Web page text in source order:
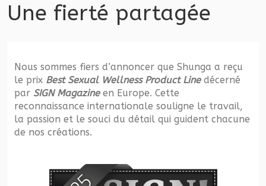
Une fierté partagée
Nous sommes fiers d’annoncer que Shunga a reçu
le prix Best Sexual Wellness Product Linedécerné
par SIGN Magazineen Europe. Cette
reconnaissance internationale souligne le travail,
la passion et le souci du détail qui guident chacune
de nos créations.